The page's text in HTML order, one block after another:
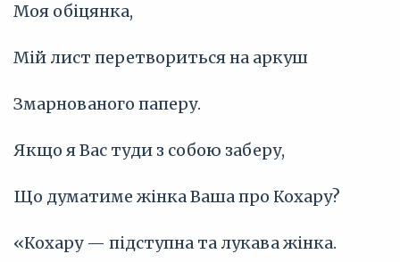
Моя обіцянка,
Мій лист перетвориться на аркуш
Змарнованого паперу.
Якщо я Вас туди з собою заберу,
Що думатиме жінка Ваша про Кохару?
«Кохару — підступна та лукава жінка.